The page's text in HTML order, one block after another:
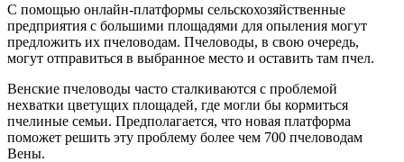
С помощью онлайн-платформы сельскохозяйственные
предприятия c большими площадями для опыления могут
предложить их пчеловодам. Пчеловоды, в свою очередь,
могут отправиться в выбранное место и оставить там пчел.
Венские пчеловоды часто сталкиваются с проблемой
нехватки цветущих площадей, где могли бы кормиться
пчелиные семьи. Предполагается, что новая платформа
поможет решить эту проблему более чем 700 пчеловодам
Вены.